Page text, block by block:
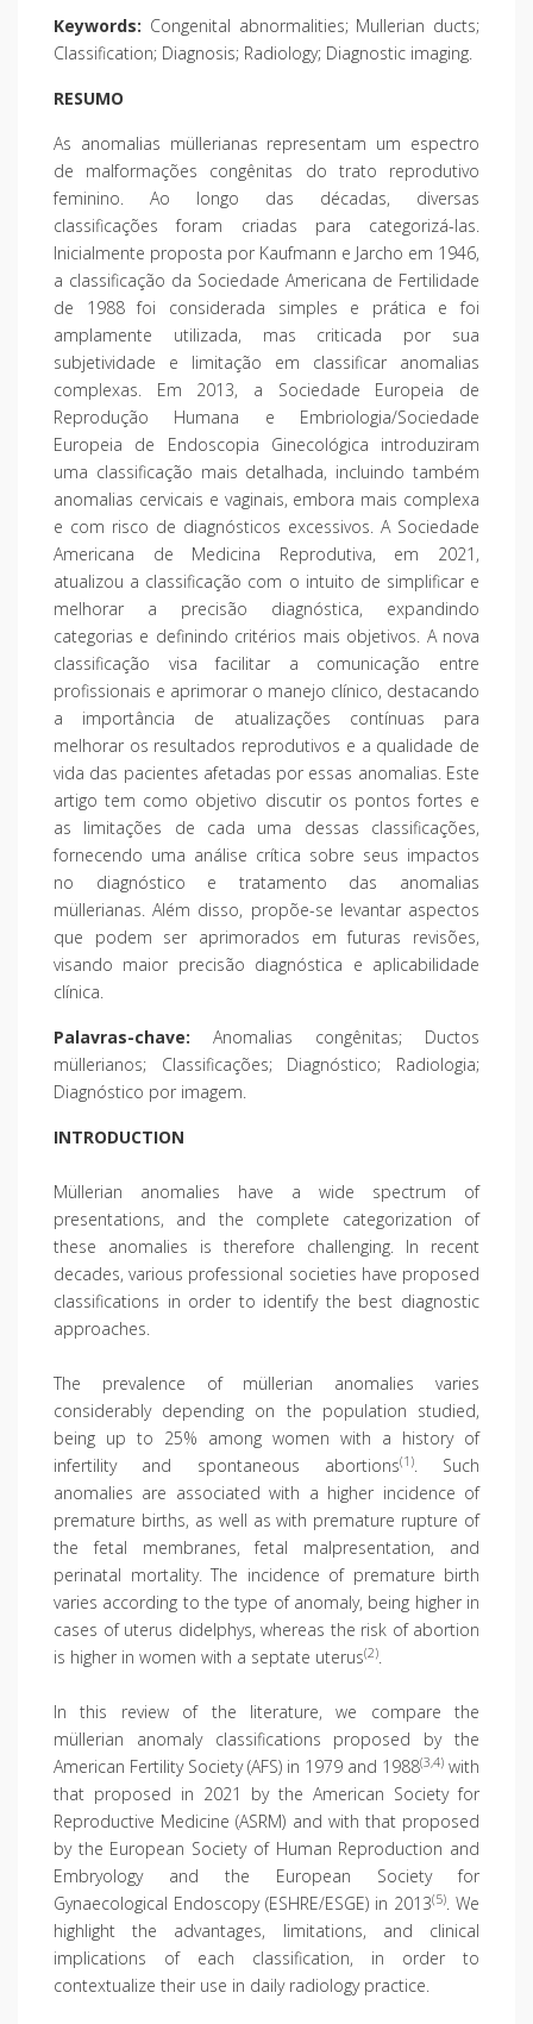
Keywords: Congenital abnormalities; Mullerian ducts;
Classification; Diagnosis; Radiology; Diagnostic imaging.
RESUMO
As anomalias müllerianas representam um espectro
de malformações congênitas do trato reprodutivo
feminino. Ao longo das décadas, diversas
classificações foram criadas para categorizá-las.
Inicialmente proposta por Kaufmann e Jarcho em 1946,
a classificação da Sociedade Americana de Fertilidade
de 1988 foi considerada simples e prática e foi
amplamente utilizada, mas criticada por sua
subjetividade e limitação em classificar anomalias
complexas. Em 2013, a Sociedade Europeia de
Reprodução Humana e Embriologia/Sociedade
Europeia de Endoscopia Ginecológica introduziram
uma classificação mais detalhada, incluindo também
anomalias cervicais e vaginais, embora mais complexa
e com risco de diagnósticos excessivos. A Sociedade
Americana de Medicina Reprodutiva, em 2021,
atualizou a classificação com o intuito de simplificar e
melhorar a precisão diagnóstica, expandindo
categorias e definindo critérios mais objetivos. A nova
classificação visa facilitar a comunicação entre
profissionais e aprimorar o manejo clínico, destacando
a importância de atualizações contínuas para
melhorar os resultados reprodutivos e a qualidade de
vida das pacientes afetadas por essas anomalias. Este
artigo tem como objetivo discutir os pontos fortes e
as limitações de cada uma dessas classificações,
fornecendo uma análise crítica sobre seus impactos
no diagnóstico e tratamento das anomalias
müllerianas. Além disso, propõe-se levantar aspectos
que podem ser aprimorados em futuras revisões,
visando maior precisão diagnóstica e aplicabilidade
clínica.
Palavras-chave: Anomalias congênitas; Ductos
müllerianos; Classificações; Diagnóstico; Radiologia;
Diagnóstico por imagem.
INTRODUCTION
Müllerian anomalies have a wide spectrum of
presentations, and the complete categorization of
these anomalies is therefore challenging. In recent
decades, various professional societies have proposed
classifications in order to identify the best diagnostic
approaches.
The prevalence of müllerian anomalies varies
considerably depending on the population studied,
being up to 25% among women with a history of
infertility and spontaneous abortions(1). Such
anomalies are associated with a higher incidence of
premature births, as well as with premature rupture of
the fetal membranes, fetal malpresentation, and
perinatal mortality. The incidence of premature birth
varies according to the type of anomaly, being higher in
cases of uterus didelphys, whereas the risk of abortion
is higher in women with a septate uterus(2).
In this review of the literature, we compare the
müllerian anomaly classifications proposed by the
American Fertility Society (AFS) in 1979 and 1988(3,4) with
that proposed in 2021 by the American Society for
Reproductive Medicine (ASRM) and with that proposed
by the European Society of Human Reproduction and
Embryology and the European Society for
Gynaecological Endoscopy (ESHRE/ESGE) in 2013(5). We
highlight the advantages, limitations, and clinical
implications of each classification, in order to
contextualize their use in daily radiology practice.